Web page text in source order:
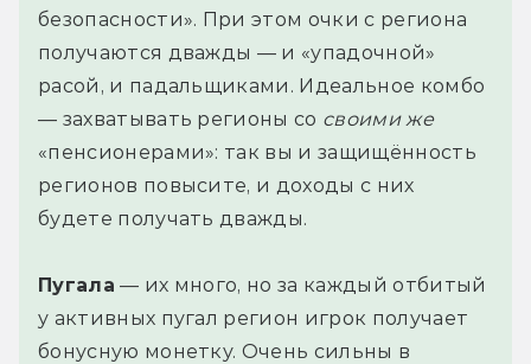
безопасности». При этом очки с региона
получаются дважды — и «упадочной»
расой, и падальщиками. Идеальное комбо
— захватывать регионы со своими же
«пенсионерами»: так вы и защищённость
регионов повысите, и доходы с них
будете получать дважды.
Пугала — их много, но за каждый отбитый
у активных пугал регион игрок получает
бонусную монетку. Очень сильны в